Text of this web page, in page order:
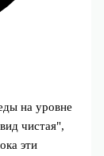
на уровне
чистая",
эти